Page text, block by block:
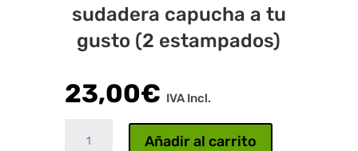
sudadera capucha a tu
gusto (2 estampados)
23,00€ IVA Incl.
Añadir al carrito